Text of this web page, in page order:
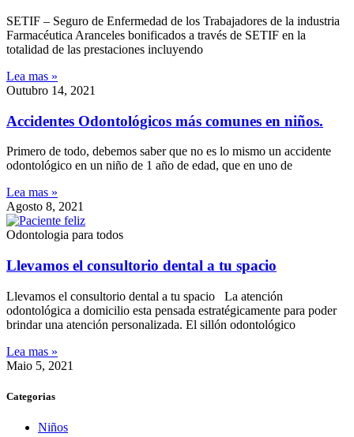
SETIF – Seguro de Enfermedad de los Trabajadores de la industria
Farmacéutica Aranceles bonificados a través de SETIF en la
totalidad de las prestaciones incluyendo
Lea mas »
Outubro 14, 2021
Accidentes Odontológicos más comunes en niños.
Primero de todo, debemos saber que no es lo mismo un accidente
odontológico en un niño de 1 año de edad, que en uno de
Lea mas »
Agosto 8, 2021
Odontologia para todos
Llevamos el consultorio dental a tu spacio
Llevamos el consultorio dental a tu spacio La atención
odontológica a domicilio esta pensada estratégicamente para poder
brindar una atención personalizada. El sillón odontológico
Lea mas »
Maio 5, 2021
Categorias
Niños